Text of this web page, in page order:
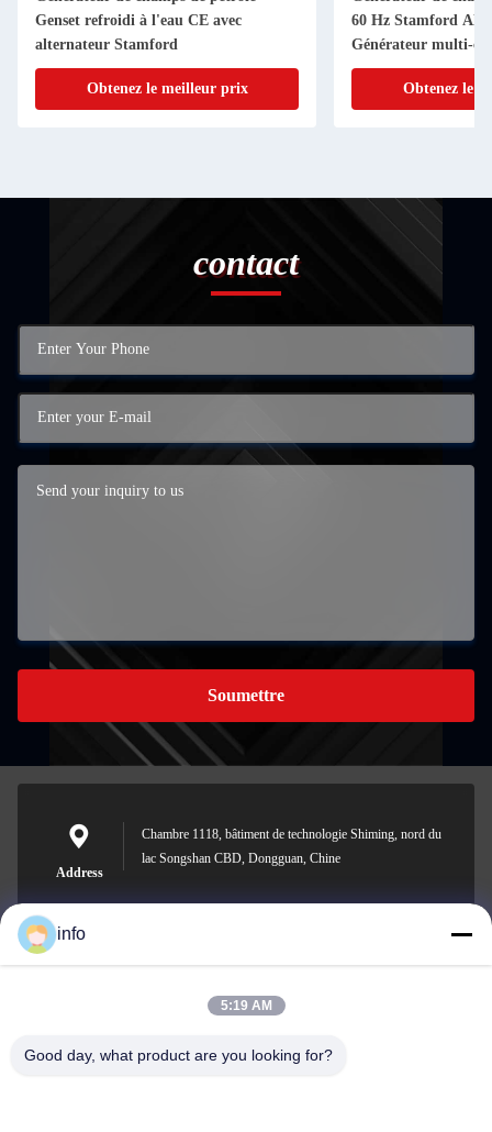
Genset refroidi à l'eau CE avec
alternateur Stamford
Obtenez le meilleur prix
60 Hz Stamford
Générateur multi-
Obtenez le
contact
Soumettre
Address
Chambre 1118, bâtiment de technologie Shiming, nord du
lac Songshan CBD, Dongguan, Chine
info
5:19 AM
Good day, what product are you looking for?